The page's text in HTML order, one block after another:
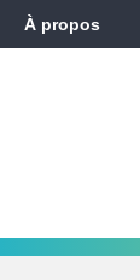
À propos